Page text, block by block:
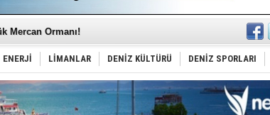
gemiler biyolojik bombaya dönüşüyor
Mercan Ormanı!
tekne fuarlarına çıkarma yapacak
yoğun talep var
Kulübünü kurmaya hazırlanıyor
Regatta'da ilk start!
6 ayda 40.000 gemi
ziyaretçi kayıtları başladı!
ENERJİ LİMANLAR DENİZ KÜLTÜRÜ DENİZ SPORLARI